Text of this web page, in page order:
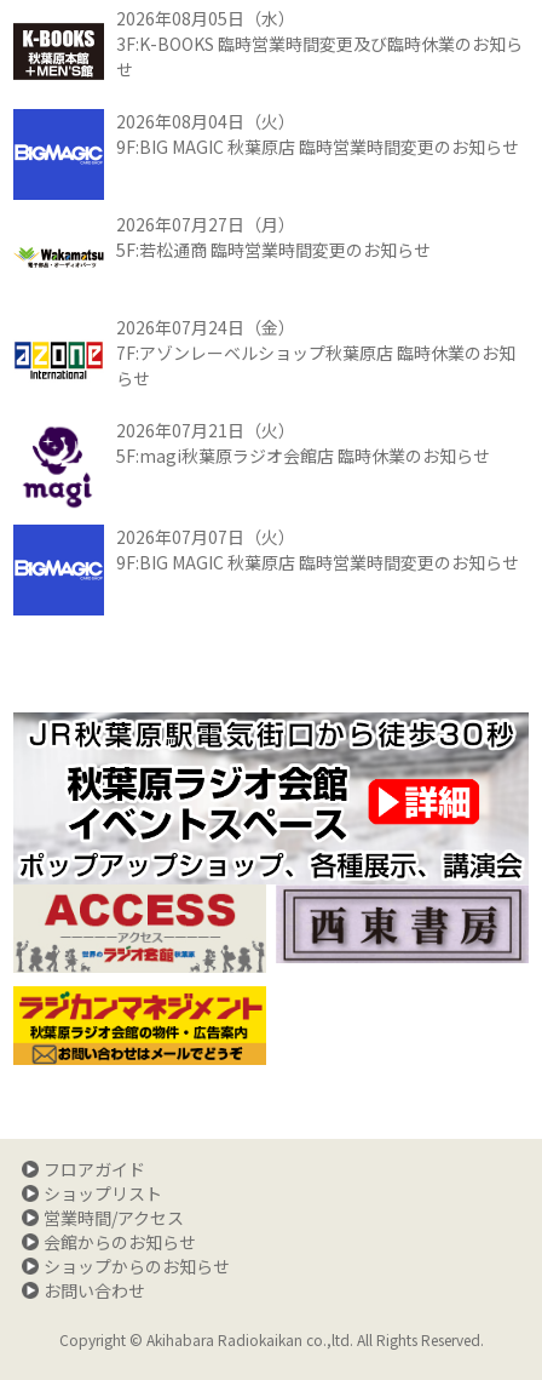
2026年08月05日（水）
3F:K-BOOKS 臨時営業時間変更及び臨時休業のお知ら
せ
2026年08月04日（火）
9F:BIG MAGIC 秋葉原店 臨時営業時間変更のお知らせ
2026年07月27日（月）
5F:若松通商 臨時営業時間変更のお知らせ
2026年07月24日（金）
7F:アゾンレーベルショップ秋葉原店 臨時休業のお知
らせ
2026年07月21日（火）
5F:magi秋葉原ラジオ会館店 臨時休業のお知らせ
2026年07月07日（火）
9F:BIG MAGIC 秋葉原店 臨時営業時間変更のお知らせ
フロアガイド
ショップリスト
営業時間/アクセス
会館からのお知らせ
ショップからのお知らせ
お問い合わせ
Copyright © Akihabara Radiokaikan co.,ltd. All Rights Reserved.